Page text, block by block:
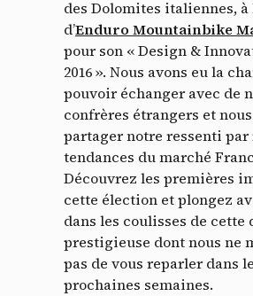
des Dolomites italiennes,
d’Enduro Mountainbike
pour son « Design &
2016 ». Nous avons eu la
pouvoir échanger avec de
confrères étrangers et
partager notre ressenti
tendances du marché
Découvrez les premières
cette élection et plongez
dans les coulisses de
prestigieuse dont nous ne
pas de vous reparler dans
prochaines semaines.